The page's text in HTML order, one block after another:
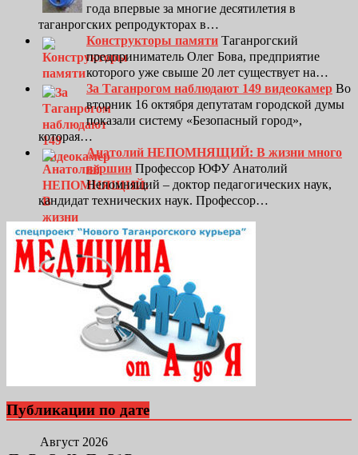
года впервые за многие десятилетия в
таганрогских репродукторах в…
Конструкторы памяти Таганрогский
предприниматель Олег Бова, предприятие
которого уже свыше 20 лет существует на…
За Таганрогом наблюдают 149 видеокамер Во
вторник 16 октября депутатам городской думы
показали систему «Безопасный город»,
которая…
Анатолий НЕПОМНЯЩИЙ: В жизни много
вершин Профессор ЮФУ Анатолий
Непомнящий – доктор педагогических наук,
кандидат технических наук. Профессор…
Публикации по дате
Август 2026